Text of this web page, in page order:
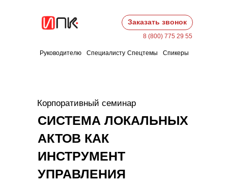
Руководителю Специалисту Спецтемы Спикеры
8 (800) 775 29 55
Заказать звонок
СИСТЕМА ЛОКАЛЬНЫХ
АКТОВ КАК
ИНСТРУМЕНТ
УПРАВЛЕНИЯ
Корпоративный семинар